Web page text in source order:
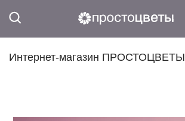
Интернет-магазин ПРОСТОЦВЕТЫ